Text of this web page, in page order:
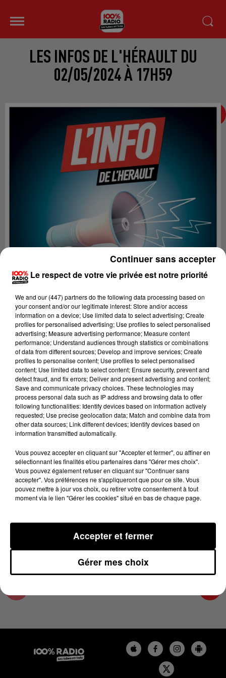
LES INFOS DE L'HÉRAULT DU
02/05/2024 À 17H59
Lecture (4 min 23 sec)
100%
100% Radio les infos de l'Hérault
2 mai 2024 - 4 min 23 sec
LES INFOS DE L'HÉRAULT DU 02/05/2024 À
17H59
Podcasts infos de l'Hérault
Le respect de votre vie privée est notre priorité
We and our (447) partnersdo the following data processing based on
your consent and/or our legitimate interest: Store and/or access
information on a device; Use limited data to select advertising; Create
profiles for personalised advertising; Use profiles to select personalised
advertising; Measure advertising performance; Measure content
performance; Understand audiences through statistics or combinations
of data from different sources; Develop and improve services; Create
profiles to personalise content; Use profiles to select personalised
content; Use limited data to select content; Ensure security, prevent and
detect fraud, and fix errors; Deliver and present advertising and content;
Save and communicate privacy choices. These technologies may
process personal data such as IP address and browsing data to offer
following functionalities: Identify devices based on information actively
requested; Use precise geolocation data; Match and combine data from
other data sources; Link different devices; Identify devices based on
information transmitted automatically.
Vous pouvez accepter en cliquant sur "Accepter et fermer", ou affiner en
sélectionnant les finalités et/ou partenaires dans "Gérer mes choix".
Vous pouvez également refuser en cliquant sur "Continuer sans
accepter". Vos préférences ne s'appliqueront que pour ce site. Vous
pouvez mettre à jour vos choix, ou retirer votre consentement à tout
moment via le lien "Gérer les cookies" situé en bas de chaque page.
Gérer mes choix
Accepter et fermer
Continuer sans accepter